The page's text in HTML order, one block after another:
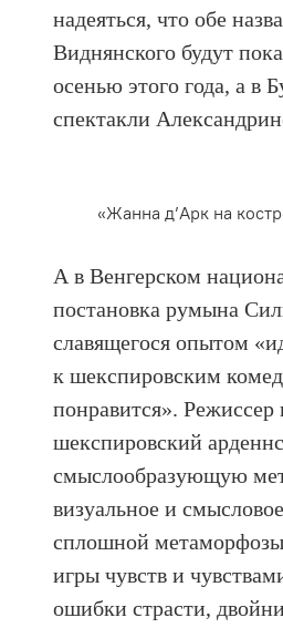
надеяться, что обе
Виднянского будут
осенью этого года, а в
спектакли
«Жанна д’Арк на
А в Венгерском
постановка румына
славящегося опытом
к шекспировским
понравится». Режиссер
шекспировский
смыслообразующую
визуальное и
сплошной
игры чувств и
ошибки страсти,